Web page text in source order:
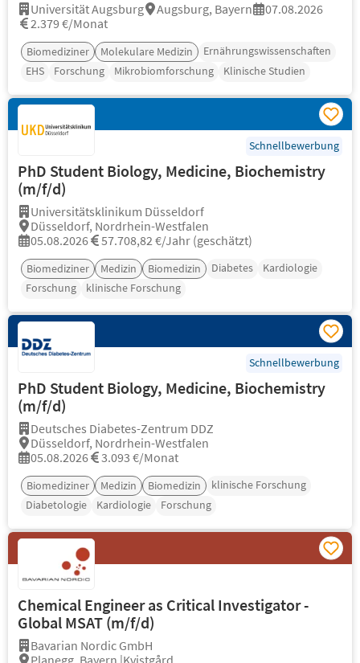
Universität Augsburg Augsburg, Bayern
07.08.2026
2.379 €/Monat
Biomediziner Molekulare Medizin
Ernährungswissenschaften
EHS
Forschung Mikrobiomforschung Klinische Studien
Schnellbewerbung
PhD Student Biology, Medicine, Biochemistry
(m/f/d)
Universitätsklinikum Düsseldorf
Düsseldorf, Nordrhein-Westfalen
05.08.2026
57.708,82 €/Jahr (geschätzt)
Biomediziner Medizin Biomedizin Diabetes
Kardiologie
Forschung
klinische Forschung
Schnellbewerbung
PhD Student Biology, Medicine, Biochemistry
(m/f/d)
Deutsches Diabetes-Zentrum DDZ
Düsseldorf, Nordrhein-Westfalen
05.08.2026
3.093 €/Monat
Biomediziner Medizin Biomedizin
klinische Forschung
Diabetologie
Kardiologie Forschung
Chemical Engineer as Critical Investigator -
Global MSAT (m/f/d)
Bavarian Nordic GmbH
Planegg, Bayern |Kvistgård